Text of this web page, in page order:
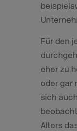
Für den
eher zu
oder gar
sich
Alters